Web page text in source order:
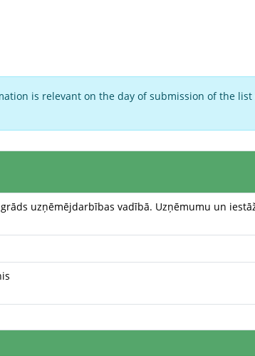
is relevant on the day of submission of the list
uzņēmējdarbības vadībā. Uzņēmumu un